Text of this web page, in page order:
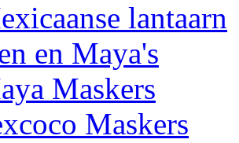
lantaarn
en Maya's
Maskers
Maskers